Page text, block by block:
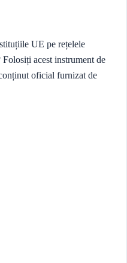
UE pe rețelele
acest instrument de
oficial furnizat de